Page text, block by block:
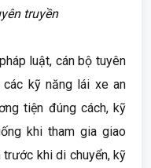
truyền
luật, cán bộ tuyên
kỹ năng lái xe an
tiện đúng cách, kỹ
khi tham gia giao
khi di chuyển, kỹ